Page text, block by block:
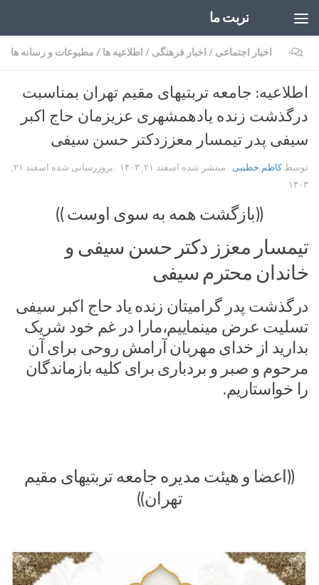
تربت ما
اخبار اجتماعی / اخبار فرهنگی / اطلاعیه ها / مطبوعات و رسانه ها ۰
اطلاعیه: جامعه تربتیهای مقیم تهران بمناسبت
درگذشت زنده یادهمشهری عزیزمان حاج اکبر
سیفی پدر تیمسار معززدکتر حسن سیفی
توسطکاظم خطیبی · منتشر شده اسفند ۲۱, ۱۴۰۳ · بروزرسانی شده
اسفند ۲۱,
۱۴۰۳
((بازگشت همه به سوی اوست ))
تیمسار معزز دکتر حسن سیفی و
خاندان محترم سیفی
درگذشت پدر گرامیتان زنده یاد حاج اکبر سیفی
تسلیت عرض مینماییم،مارا در غم خود شریک
بدارید از خدای مهربان آرامش روحی برای آن
مرحوم و صبر و بردباری برای کلیه بازماندگان
را خواستاریم.
((اعضا و هیئت مدیره جامعه تربتیهای مقیم
تهران))